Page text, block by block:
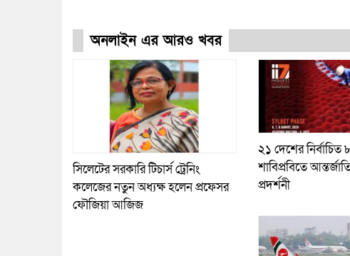
অনলাইন এর আরও খবর
সিলেটের সরকারি টিচার্স ট্রেনিং
কলেজের নতুন অধ্যক্ষ হলেন প্রফেসর
ফৌজিয়া আজিজ
২১ দেশের নির্বাচিত
শাবিপ্রবিতে
প্রদর্শনী